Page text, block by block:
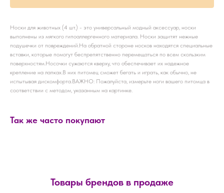
Носки для животных (4 шт.) - это универсальный модный аксессуар, носки
выполнены из мягкого гипоаллергенного материала. Носки защитят нежные
подушечки от повреждений.На обратной стороне носков находятся специальные
вставки, которые помогут беспрепятственно перемещаться по всем скользким
поверхностям.Носочки сужаются кверху, что обеспечивает их надежное
крепление на лапках.В них питомец сможет бегать и играть, как обычно, не
испытывая дискомфорта.ВАЖНО: Пожалуйста, измерьте ноги вашего питомца в
соответствии с методом, указанным на картинке.
Так же часто покупают
Товары брендов в продаже